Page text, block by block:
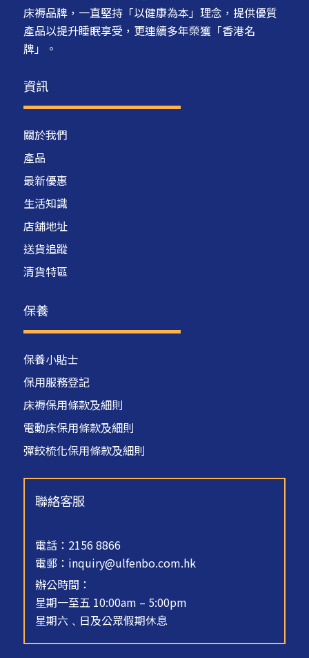
床褥品牌，一直堅持「以健康為本」理念，提供優質
產品以提升睡眠享受，更連續多年榮獲「香港名
牌」。
資訊
關於我們
產品
最新優惠
生活知識
店舖地址
送貨追蹤
清貨特區
保養
保養小貼士
保用服務登記
床褥保用條款及細則
電動床保用條款及細則
彈鉸梳化保用條款及細則
聯絡客服
電話：2156 8866
電郵： inquiry@ulfenbo.com.hk
辦公時間：
星期一至五 10:00am – 5:00pm
星期六﹑日及公眾假期休息